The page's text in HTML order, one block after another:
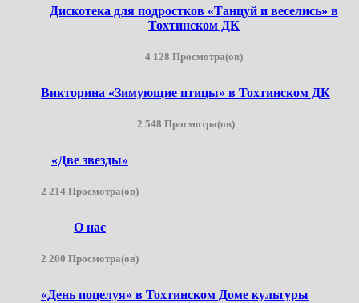
Дискотека для подростков «Танцуй и веселись» в
Тохтинском ДК
4 128 Просмотра(ов)
Викторина «Зимующие птицы» в Тохтинском ДК
2 548 Просмотра(ов)
«Две звезды»
2 214 Просмотра(ов)
О нас
2 200 Просмотра(ов)
«День поцелуя» в Тохтинском Доме культуры